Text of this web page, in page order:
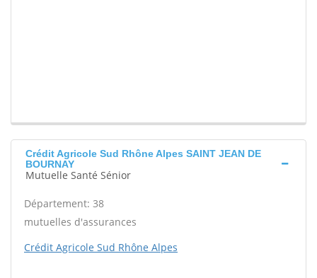
Crédit Agricole Sud Rhône Alpes SAINT JEAN DE
BOURNAY
Mutuelle Santé Sénior
Département: 38
mutuelles d'assurances
Crédit Agricole Sud Rhône Alpes